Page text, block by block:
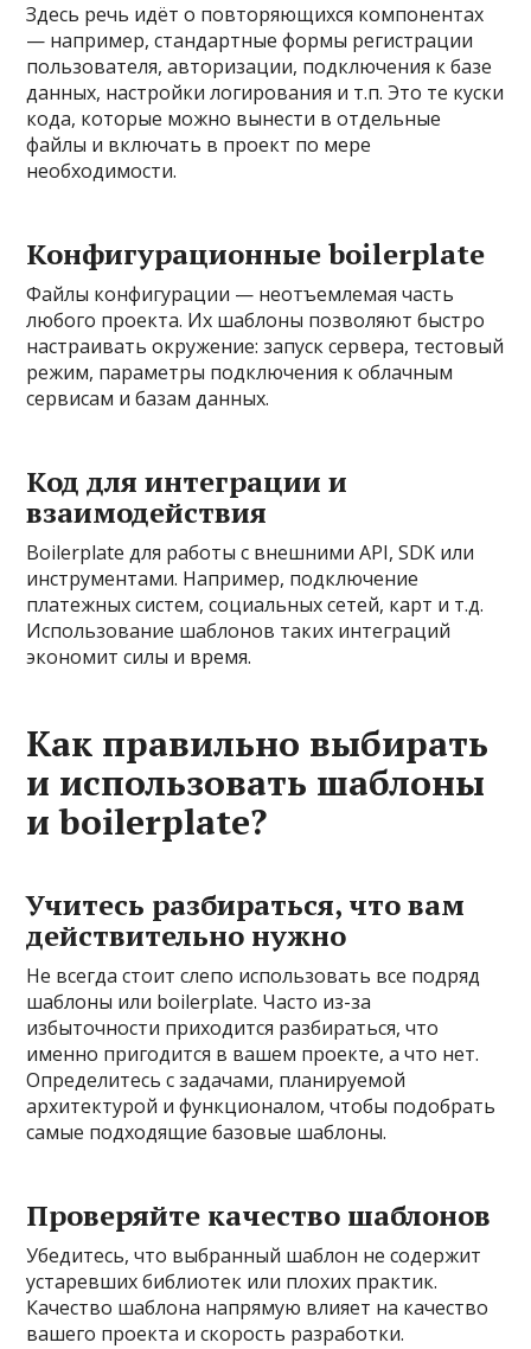
Здесь речь идёт о повторяющихся компонентах
— например, стандартные формы регистрации
пользователя, авторизации, подключения к базе
данных, настройки логирования и т.п. Это те куски
кода, которые можно вынести в отдельные
файлы и включать в проект по мере
необходимости.
Конфигурационные boilerplate
Файлы конфигурации — неотъемлемая часть
любого проекта. Их шаблоны позволяют быстро
настраивать окружение: запуск сервера, тестовый
режим, параметры подключения к облачным
сервисам и базам данных.
Код для интеграции и
взаимодействия
Boilerplate для работы с внешними API, SDK или
инструментами. Например, подключение
платежных систем, социальных сетей, карт и т.д.
Использование шаблонов таких интеграций
экономит силы и время.
Как правильно выбирать
и использовать шаблоны
и boilerplate?
Учитесь разбираться, что вам
действительно нужно
Не всегда стоит слепо использовать все подряд
шаблоны или boilerplate. Часто из-за
избыточности приходится разбираться, что
именно пригодится в вашем проекте, а что нет.
Определитесь с задачами, планируемой
архитектурой и функционалом, чтобы подобрать
самые подходящие базовые шаблоны.
Проверяйте качество шаблонов
Убедитесь, что выбранный шаблон не содержит
устаревших библиотек или плохих практик.
Качество шаблона напрямую влияет на качество
вашего проекта и скорость разработки.